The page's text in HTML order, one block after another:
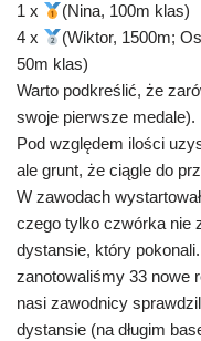
1 x
(Nina, 100m klas)
4 x
(Wiktor, 1500m;
50m klas)
Warto podkreślić, że
swoje pierwsze medale).
Pod względem ilości
ale grunt, że ciągle do
W zawodach
czego tylko czwórka nie
dystansie, który
zanotowaliśmy 33 nowe
nasi zawodnicy
dystansie (na długim